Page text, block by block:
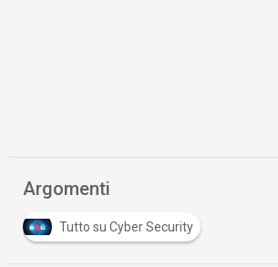
Argomenti
Tutto su Cyber Security